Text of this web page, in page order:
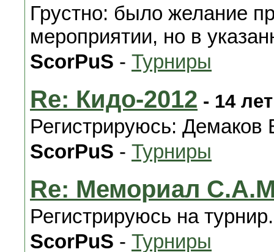
Грустно: было желание
мероприятии, но в
ScorPuS - Турниры
Re: Кидо-2012 - 14 лет
Регистрируюсь:
ScorPuS - Турниры
Re: Мемориал
Регистрируюсь на
ScorPuS - Турниры